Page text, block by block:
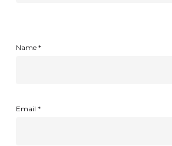
Name *
Email *